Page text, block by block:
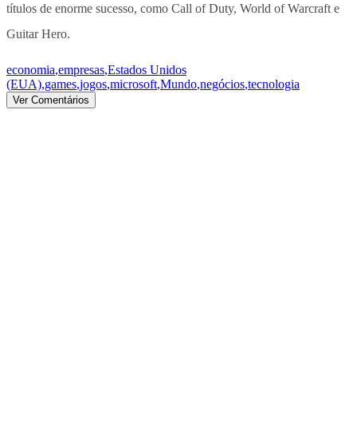
títulos de enorme sucesso, como Call of Duty, World of Warcraft e
Guitar Hero.
economia,empresas,Estados Unidos
(EUA),games,jogos,microsoft,Mundo,negócios,tecnologia
Ver Comentários